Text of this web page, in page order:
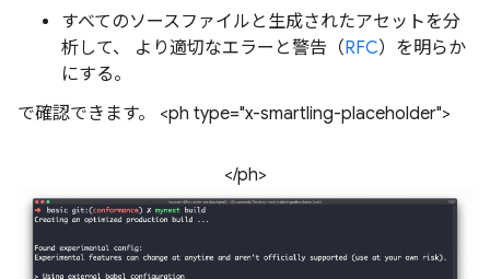
すべてのソースファイルと生成されたアセットを分
析して、 より適切なエラーと警告（RFC）を明らか
にする。
で確認できます。 <ph type="x-smartling-placeholder">
</ph>